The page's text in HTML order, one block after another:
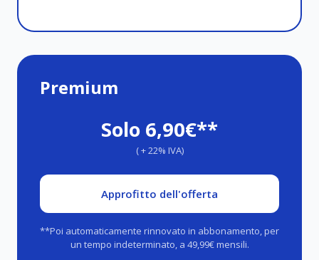
Premium
Solo 6,90€**
( + 22% IVA)
Approfitto dell'offerta
**Poi automaticamente rinnovato in abbonamento, per
un tempo indeterminato, a 49,99€ mensili.